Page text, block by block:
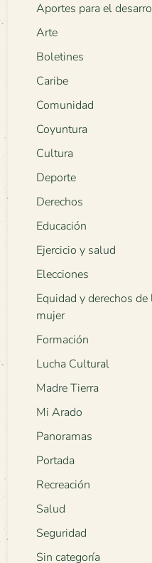
Aportes para el
Arte
Boletines
Caribe
Comunidad
Coyuntura
Cultura
Deporte
Derechos
Educación
Ejercicio y salud
Elecciones
Equidad y derechos de
mujer
Formación
Lucha Cultural
Madre Tierra
Mi Arado
Panoramas
Portada
Recreación
Salud
Seguridad
Sin categoría